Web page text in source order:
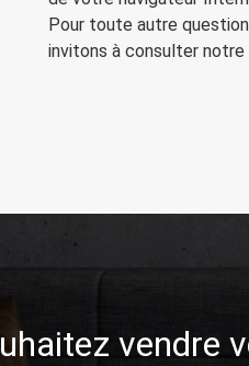
Pour toute autre
invitons à consulter
vendre